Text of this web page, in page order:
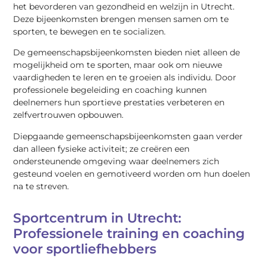
het bevorderen van gezondheid en welzijn in Utrecht.
Deze bijeenkomsten brengen mensen samen om te
sporten, te bewegen en te socializen.
De gemeenschapsbijeenkomsten bieden niet alleen de
mogelijkheid om te sporten, maar ook om nieuwe
vaardigheden te leren en te groeien als individu. Door
professionele begeleiding en coaching kunnen
deelnemers hun sportieve prestaties verbeteren en
zelfvertrouwen opbouwen.
Diepgaande gemeenschapsbijeenkomsten gaan verder
dan alleen fysieke activiteit; ze creëren een
ondersteunende omgeving waar deelnemers zich
gesteund voelen en gemotiveerd worden om hun doelen
na te streven.
Sportcentrum in Utrecht:
Professionele training en coaching
voor sportliefhebbers